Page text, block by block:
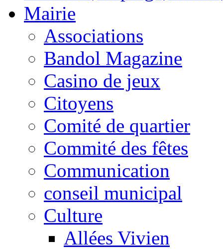
Mairie
Associations
Bandol Magazine
Casino de jeux
Citoyens
Comité de quartier
Commité des fêtes
Communication
conseil municipal
Culture
Allées Vivien